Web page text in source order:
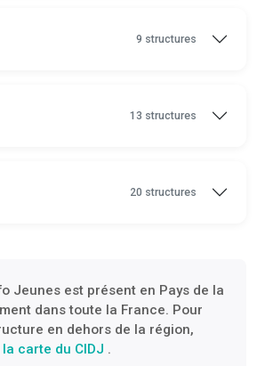
9 structures
13 structures
20 structures
Jeunes est présent en Pays de la
dans toute la France. Pour
en dehors de la région,
carte du CIDJ .